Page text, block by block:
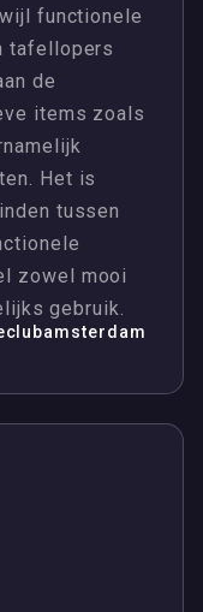
functionele
tafellopers
de
items zoals
Het is
tussen
zowel mooi
gebruik.